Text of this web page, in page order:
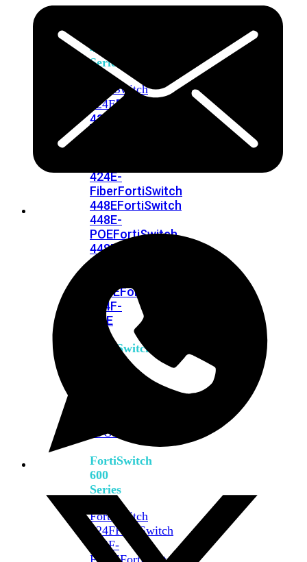
400
Series
FortiSwitch
424EFortiSwitch
424E-
424E-
FiberFortiSwitch
448EFortiSwitch
448E-
POEFortiSwitch
448E-
FPOE
FPOEFortiSwitchRugged
424F-
POE
FortiSwitch
FPOE
FortiSwitch
600
Series
FortiSwitch
624FFortiSwitch
624F-
FPOEFortiSwitch